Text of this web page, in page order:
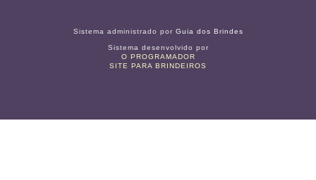
Sistema administrado por Guia dos Brindes
Sistema desenvolvido por
O PROGRAMADOR
SITE PARA BRINDEIROS